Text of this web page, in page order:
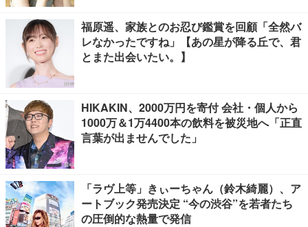
福原遥、家族とのお忍び鑑賞を回顧「全然バ
レなかったですね」【あの星が降る丘で、君
とまた出会いたい。】
HIKAKIN、2000万円を寄付 会社・個人から
1000万＆1万4400本の飲料を被災地へ「正直
言葉が出ませんでした」
「ラヴ上等」きぃーちゃん（鈴木綺麗）、ア
ートブック発売決定 “今の渋谷”を若者たち
の圧倒的な熱量で発信